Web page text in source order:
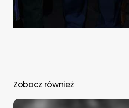
Zobacz również